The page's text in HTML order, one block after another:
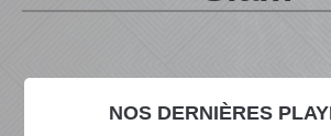
NOS DERNIÈRES